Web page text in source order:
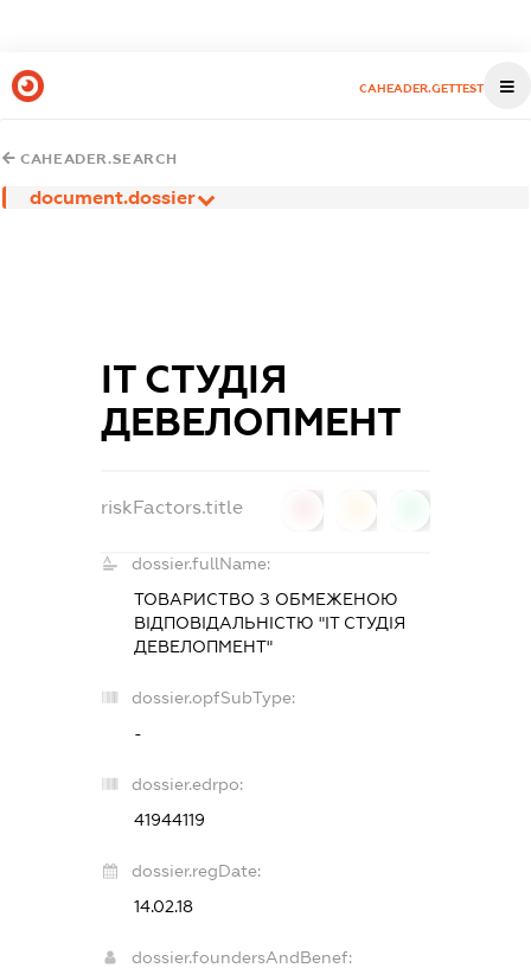
CAHEADER.GETTEST
CAHEADER.SEARCH
document.dossier
ІТ СТУДІЯ
ДЕВЕЛОПМЕНТ
riskFactors.title
dossier.fullName:
ТОВАРИСТВО З ОБМЕЖЕНОЮ
ВІДПОВІДАЛЬНІСТЮ "ІТ СТУДІЯ
ДЕВЕЛОПМЕНТ"
dossier.opfSubType:
-
dossier.edrpo:
41944119
dossier.regDate:
14.02.18
dossier.foundersAndBenef: